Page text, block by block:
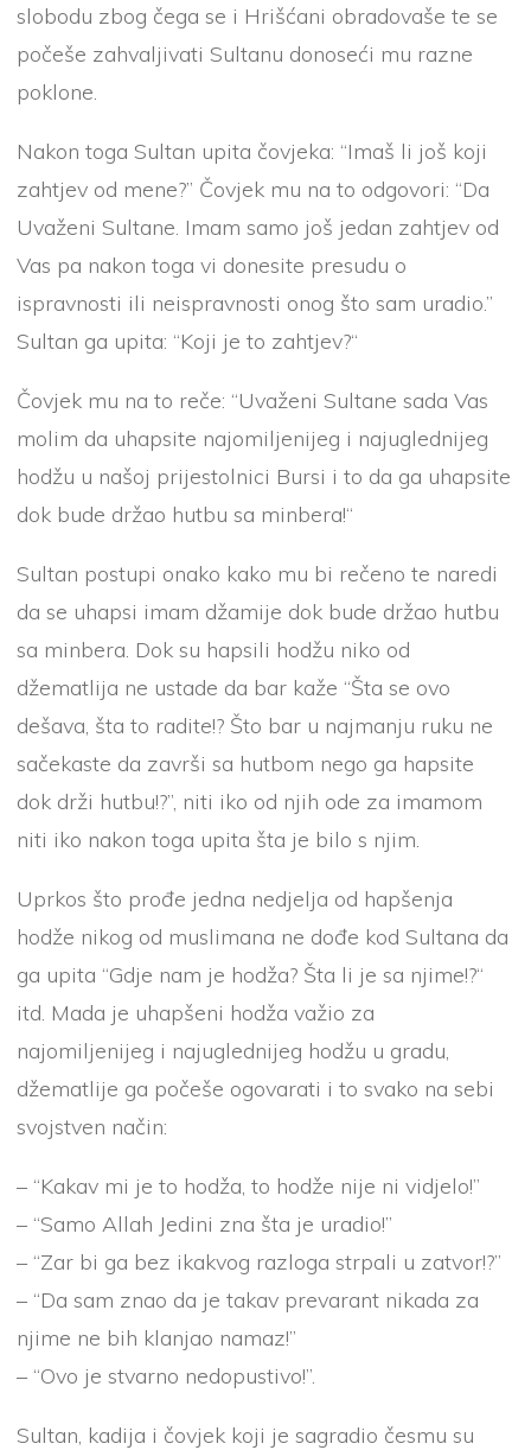
slobodu zbog čega se i Hrišćani obradovaše te se
počeše zahvaljivati Sultanu donoseći mu razne
poklone.
Nakon toga Sultan upita čovjeka: “Imaš li još koji
zahtjev od mene?” Čovjek mu na to odgovori: “Da
Uvaženi Sultane. Imam samo još jedan zahtjev od
Vas pa nakon toga vi donesite presudu o
ispravnosti ili neispravnosti onog što sam uradio.”
Sultan ga upita: “Koji je to zahtjev?“
Čovjek mu na to reče: “Uvaženi Sultane sada Vas
molim da uhapsite najomiljenijeg i najuglednijeg
hodžu u našoj prijestolnici Bursi i to da ga uhapsite
dok bude držao hutbu sa minbera!“
Sultan postupi onako kako mu bi rečeno te naredi
da se uhapsi imam džamije dok bude držao hutbu
sa minbera. Dok su hapsili hodžu niko od
džematlija ne ustade da bar kaže “Šta se ovo
dešava, šta to radite!? Što bar u najmanju ruku ne
sačekaste da završi sa hutbom nego ga hapsite
dok drži hutbu!?”, niti iko od njih ode za imamom
niti iko nakon toga upita šta je bilo s njim.
Uprkos što prođe jedna nedjelja od hapšenja
hodže nikog od muslimana ne dođe kod Sultana da
ga upita “Gdje nam je hodža? Šta li je sa njime!?“
itd. Mada je uhapšeni hodža važio za
najomiljenijeg i najuglednijeg hodžu u gradu,
džematlije ga počeše ogovarati i to svako na sebi
svojstven način:
– “Kakav mi je to hodža, to hodže nije ni vidjelo!”
– “Samo Allah Jedini zna šta je uradio!”
– “Zar bi ga bez ikakvog razloga strpali u zatvor!?”
– “Da sam znao da je takav prevarant nikada za
njime ne bih klanjao namaz!”
– “Ovo je stvarno nedopustivo!”.
Sultan, kadija i čovjek koji je sagradio česmu su